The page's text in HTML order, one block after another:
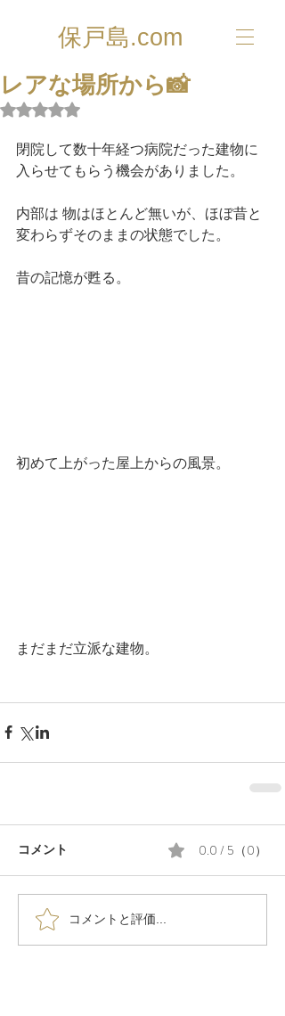
保戸島.com
レアな場所から📸
5つ星のうちNaNと評価されています。
閉院して数十年経つ病院だった建物に
入らせてもらう機会がありました。
内部は 物はほとんど無いが、ほぼ昔と
変わらずそのままの状態でした。
昔の記憶が甦る。
初めて上がった屋上からの風景。
まだまだ立派な建物。
コメント 0.0 / 5（0）
コメントと評価...